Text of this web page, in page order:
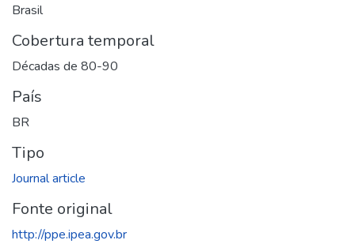
Brasil
Cobertura temporal
Décadas de 80-90
País
BR
Tipo
Journal article
Fonte original
http://ppe.ipea.gov.br